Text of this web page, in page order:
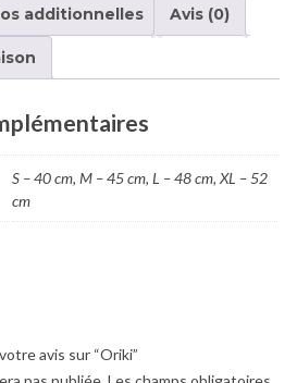
additionnelles Avis (0)
S – 40 cm, M – 45 cm, L – 48 cm, XL – 52
cm
avis sur “Oriki”